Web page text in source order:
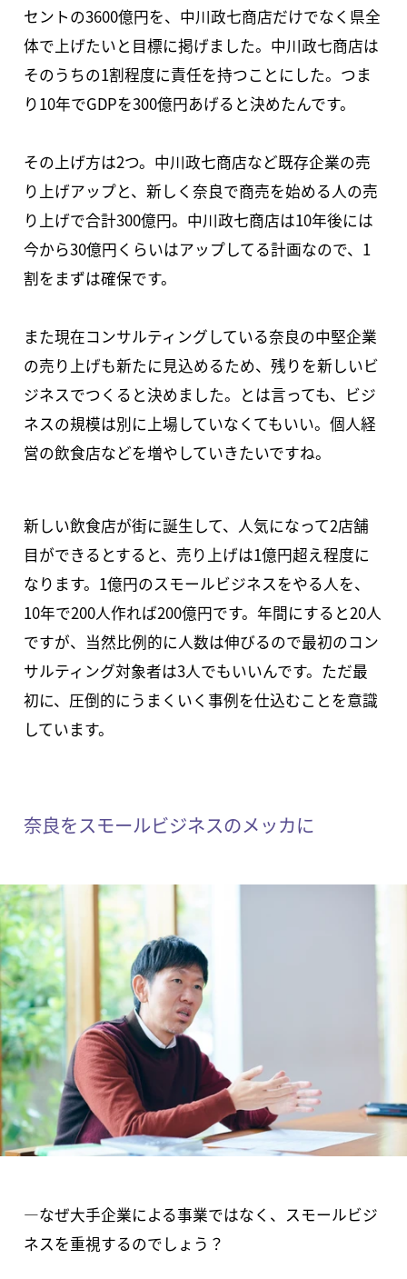
セントの3600億円を、中川政七商店だけでなく県全
体で上げたいと目標に掲げました。中川政七商店は
そのうちの1割程度に責任を持つことにした。つま
り10年でGDPを300億円あげると決めたんです。
その上げ方は2つ。中川政七商店など既存企業の売
り上げアップと、新しく奈良で商売を始める人の売
り上げで合計300億円。中川政七商店は10年後には
今から30億円くらいはアップしてる計画なので、1
割をまずは確保です。
また現在コンサルティングしている奈良の中堅企業
の売り上げも新たに見込めるため、残りを新しいビ
ジネスでつくると決めました。とは言っても、ビジ
ネスの規模は別に上場していなくてもいい。個人経
営の飲食店などを増やしていきたいですね。
新しい飲食店が街に誕生して、人気になって2店舗
目ができるとすると、売り上げは1億円超え程度に
なります。1億円のスモールビジネスをやる人を、
10年で200人作れば200億円です。年間にすると20人
ですが、当然比例的に人数は伸びるので最初のコン
サルティング対象者は3人でもいいんです。ただ最
初に、圧倒的にうまくいく事例を仕込むことを意識
しています。
奈良をスモールビジネスのメッカに
―なぜ大手企業による事業ではなく、スモールビジ
ネスを重視するのでしょう？